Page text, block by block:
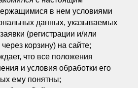
в нем условиями
данных, указываемых
(регистрации и/или
корзину) на сайте;
что все положения
и условия обработки его
ему понятны;